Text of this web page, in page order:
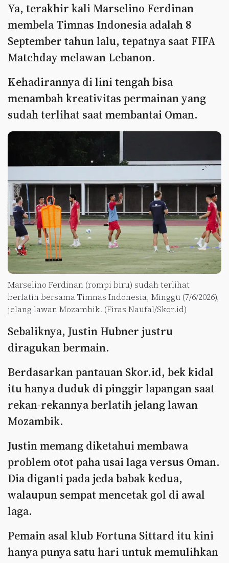
Ya, terakhir kali Marselino Ferdinan
membela Timnas Indonesia adalah 8
September tahun lalu, tepatnya saat FIFA
Matchday melawan Lebanon.
Kehadirannya di lini tengah bisa
menambah kreativitas permainan yang
sudah terlihat saat membantai Oman.
Marselino Ferdinan (rompi biru) sudah terlihat
berlatih bersama Timnas Indonesia, Minggu (7/6/2026),
jelang lawan Mozambik. (Firas Naufal/Skor.id)
Sebaliknya, Justin Hubner justru
diragukan bermain.
Berdasarkan pantauan Skor.id, bek kidal
itu hanya duduk di pinggir lapangan saat
rekan-rekannya berlatih jelang lawan
Mozambik.
Justin memang diketahui membawa
problem otot paha usai laga versus Oman.
Dia diganti pada jeda babak kedua,
walaupun sempat mencetak gol di awal
laga.
Pemain asal klub Fortuna Sittard itu kini
hanya punya satu hari untuk memulihkan